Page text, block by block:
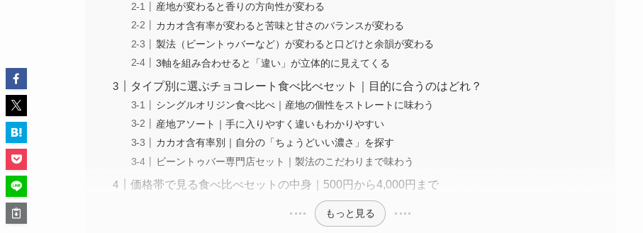
産地が変わると香りの方向性が変わる
カカオ含有率が変わると苦味と甘さのバランスが変わる
製法（ビーントゥバーなど）が変わると口どけと余韻が変わる
3軸を組み合わせると「違い」が立体的に見えてくる
タイプ別に選ぶチョコレート食べ比べセット｜目的に合うのはどれ？
シングルオリジン食べ比べ｜産地の個性をストレートに味わう
産地アソート｜手に入りやすく違いもわかりやすい
カカオ含有率別｜自分の「ちょうどいい濃さ」を探す
ビーントゥバー専門店セット｜製法のこだわりまで味わう
価格帯で見る食べ比べセットの中身｜500円から4,000円まで
もっと見る